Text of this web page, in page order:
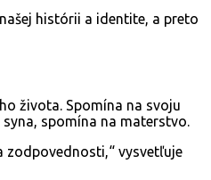
histórii a identite, a preto
života. Spomína na svoju
spomína na materstvo.
zodpovednosti,“ vysvetľuje